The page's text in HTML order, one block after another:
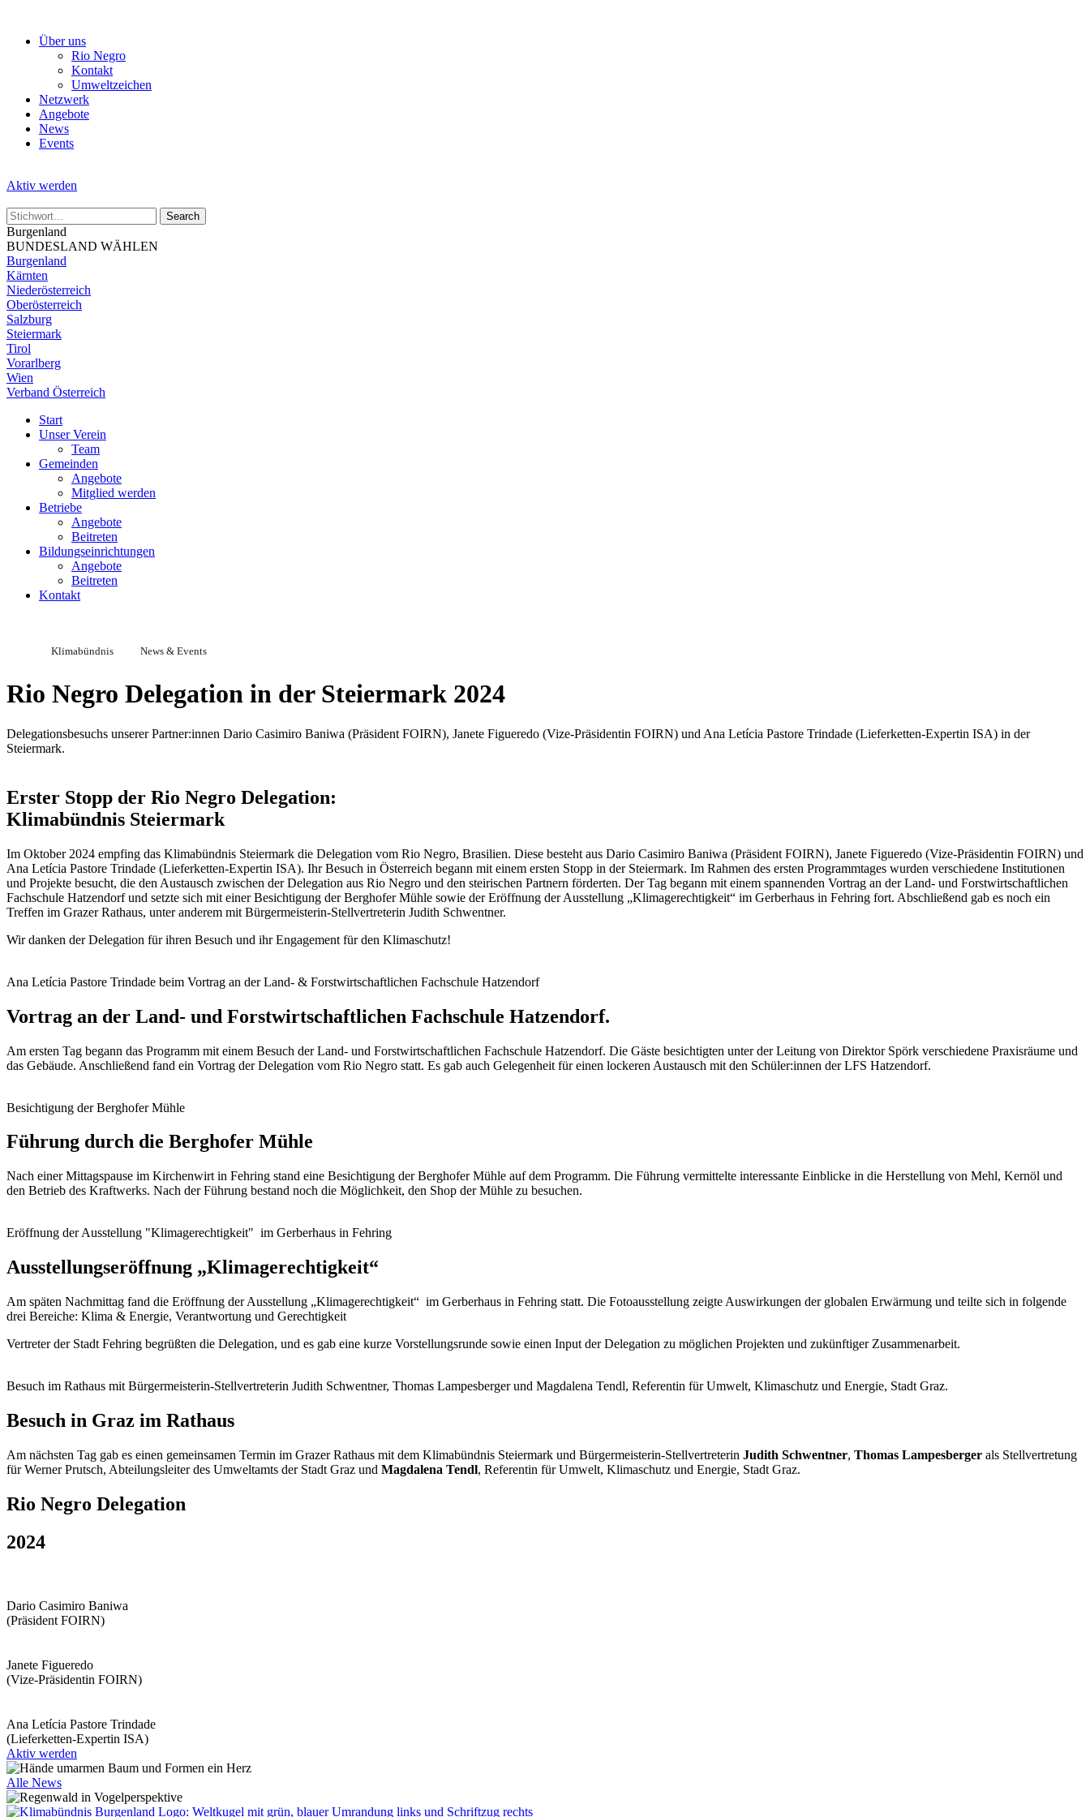
Über uns
Rio Negro
Kontakt
Umweltzeichen
Netzwerk
Angebote
News
Events
Aktiv werden
Burgenland
BUNDESLAND WÄHLEN
Burgenland
Kärnten
Niederösterreich
Oberösterreich
Salzburg
Steiermark
Tirol
Vorarlberg
Wien
Verband Österreich
Start
Unser Verein
Team
Gemeinden
Angebote
Mitglied werden
Betriebe
Angebote
Beitreten
Bildungseinrichtungen
Angebote
Beitreten
Kontakt
Klimabündnis News & Events
Rio Negro Delegation in der Steiermark 2024
Delegationsbesuchs unserer Partner:innen Dario Casimiro Baniwa (Präsident FOIRN), Janete Figueredo (Vize-Präsidentin FOIRN) und Ana Letícia Pastore Trindade (Lieferketten-Expertin ISA) in der
Steiermark.
Erster Stopp der Rio Negro Delegation:
Klimabündnis Steiermark
Im Oktober 2024 empfing das Klimabündnis Steiermark die Delegation vom Rio Negro, Brasilien. Diese besteht aus Dario Casimiro Baniwa (Präsident FOIRN), Janete Figueredo (Vize-Präsidentin FOIRN) und
Ana Letícia Pastore Trindade (Lieferketten-Expertin ISA). Ihr Besuch in Österreich begann mit einem ersten Stopp in der Steiermark. Im Rahmen des ersten Programmtages wurden verschiedene Institutionen
und Projekte besucht, die den Austausch zwischen der Delegation aus Rio Negro und den steirischen Partnern förderten. Der Tag begann mit einem spannenden Vortrag an der Land- und Forstwirtschaftlichen
Fachschule Hatzendorf und setzte sich mit einer Besichtigung der Berghofer Mühle sowie der Eröffnung der Ausstellung „Klimagerechtigkeit“ im Gerberhaus in Fehring fort. Abschließend gab es noch ein
Treffen im Grazer Rathaus, unter anderem mit Bürgermeisterin-Stellvertreterin Judith Schwentner.
Wir danken der Delegation für ihren Besuch und ihr Engagement für den Klimaschutz!
Ana Letícia Pastore Trindade beim Vortrag an der Land- & Forstwirtschaftlichen Fachschule Hatzendorf
Vortrag an der Land- und Forstwirtschaftlichen Fachschule Hatzendorf.
Am ersten Tag begann das Programm mit einem Besuch der Land- und Forstwirtschaftlichen Fachschule Hatzendorf. Die Gäste besichtigten unter der Leitung von Direktor Spörk verschiedene Praxisräume und
das Gebäude. Anschließend fand ein Vortrag der Delegation vom Rio Negro statt. Es gab auch Gelegenheit für einen lockeren Austausch mit den Schüler:innen der LFS Hatzendorf.
Besichtigung der Berghofer Mühle
Führung durch die Berghofer Mühle
Nach einer Mittagspause im Kirchenwirt in Fehring stand eine Besichtigung der Berghofer Mühle auf dem Programm. Die Führung vermittelte interessante Einblicke in die Herstellung von Mehl, Kernöl und
den Betrieb des Kraftwerks. Nach der Führung bestand noch die Möglichkeit, den Shop der Mühle zu besuchen.
Eröffnung der Ausstellung "Klimagerechtigkeit" im Gerberhaus in Fehring
Ausstellungseröffnung „Klimagerechtigkeit“
Am späten Nachmittag fand die Eröffnung der Ausstellung „Klimagerechtigkeit“ im Gerberhaus in Fehring statt. Die Fotoausstellung zeigte Auswirkungen der globalen Erwärmung und teilte sich in folgende
drei Bereiche: Klima & Energie, Verantwortung und Gerechtigkeit
Vertreter der Stadt Fehring begrüßten die Delegation, und es gab eine kurze Vorstellungsrunde sowie einen Input der Delegation zu möglichen Projekten und zukünftiger Zusammenarbeit.
Besuch im Rathaus mit Bürgermeisterin-Stellvertreterin Judith Schwentner, Thomas Lampesberger und Magdalena Tendl, Referentin für Umwelt, Klimaschutz und Energie, Stadt Graz.
Besuch in Graz im Rathaus
Am nächsten Tag gab es einen gemeinsamen Termin im Grazer Rathaus mit dem Klimabündnis Steiermark und Bürgermeisterin-Stellvertreterin Judith Schwentner, Thomas Lampesberger als Stellvertretung
für Werner Prutsch, Abteilungsleiter des Umweltamts der Stadt Graz und Magdalena Tendl, Referentin für Umwelt, Klimaschutz und Energie, Stadt Graz.
Rio Negro Delegation
2024
Dario Casimiro Baniwa
(Präsident FOIRN)
Janete Figueredo
(Vize-Präsidentin FOIRN)
Ana Letícia Pastore Trindade
(Lieferketten-Expertin ISA)
Aktiv werden
Alle News